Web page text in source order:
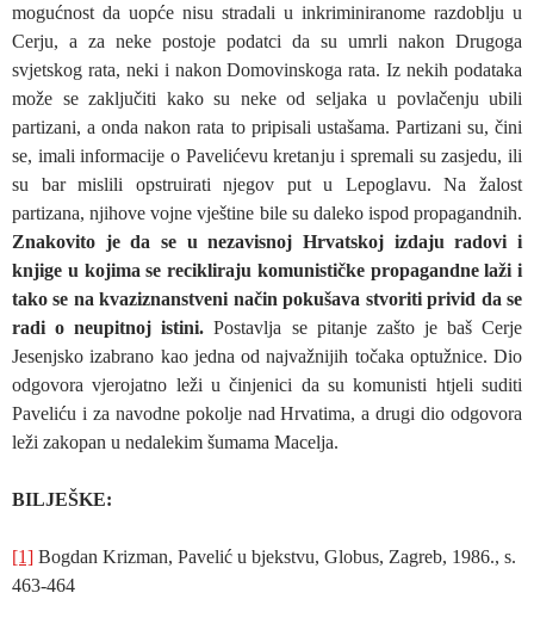
mogućnost da uopće nisu stradali u inkriminiranome razdoblju u
Cerju, a za neke postoje podatci da su umrli nakon Drugoga
svjetskog rata, neki i nakon Domovinskoga rata. Iz nekih podataka
može se zaključiti kako su neke od seljaka u povlačenju ubili
partizani, a onda nakon rata to pripisali ustašama. Partizani su, čini
se, imali informacije o Pavelićevu kretanju i spremali su zasjedu, ili
su bar mislili opstruirati njegov put u Lepoglavu. Na žalost
partizana, njihove vojne vještine bile su daleko ispod propagandnih.
Znakovito je da se u nezavisnoj Hrvatskoj izdaju radovi i
knjige u kojima se recikliraju komunističke propagandne laži i
tako se na kvaziznanstveni način pokušava stvoriti privid da se
radi o neupitnoj istini. Postavlja se pitanje zašto je baš Cerje
Jesenjsko izabrano kao jedna od najvažnijih točaka optužnice. Dio
odgovora vjerojatno leži u činjenici da su komunisti htjeli suditi
Paveliću i za navodne pokolje nad Hrvatima, a drugi dio odgovora
leži zakopan u nedalekim šumama Macelja.
BILJEŠKE:
[1] Bogdan Krizman, Pavelić u bjekstvu, Globus, Zagreb, 1986., s.
463-464